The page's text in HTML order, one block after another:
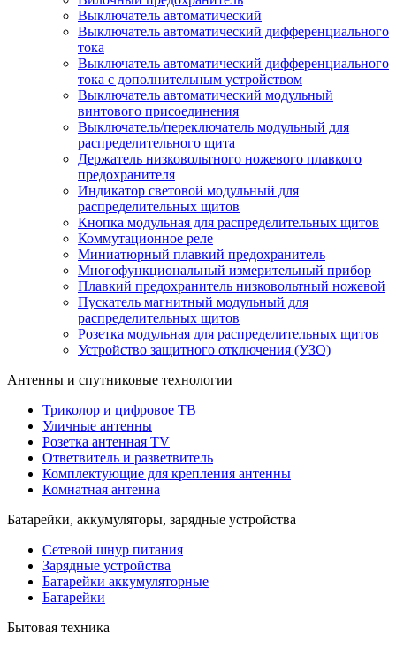
Выключатель автоматический
Выключатель автоматический дифференциального
тока
Выключатель автоматический дифференциального
тока с дополнительным устройством
Выключатель автоматический модульный
винтового присоединения
Выключатель/переключатель модульный для
распределительного щита
Держатель низковольтного ножевого плавкого
предохранителя
Индикатор световой модульный для
распределительных щитов
Кнопка модульная для распределительных щитов
Коммутационное реле
Миниатюрный плавкий предохранитель
Многофункциональный измерительный прибор
Плавкий предохранитель низковольтный ножевой
Пускатель магнитный модульный для
распределительных щитов
Розетка модульная для распределительных щитов
Устройство защитного отключения (УЗО)
Антенны и спутниковые технологии
Триколор и цифровое ТВ
Уличные антенны
Розетка антенная TV
Ответвитель и разветвитель
Комплектующие для крепления антенны
Комнатная антенна
Батарейки, аккумуляторы, зарядные устройства
Сетевой шнур питания
Зарядные устройства
Батарейки аккумуляторные
Батарейки
Бытовая техника